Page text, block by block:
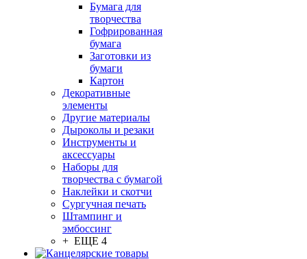
Бумага для
творчества
Гофрированная
бумага
Заготовки из
бумаги
Картон
Декоративные
элементы
Другие материалы
Дыроколы и резаки
Инструменты и
аксессуары
Наборы для
творчества с бумагой
Наклейки и скотчи
Сургучная печать
Штампинг и
эмбоссинг
+ ЕЩЕ 4